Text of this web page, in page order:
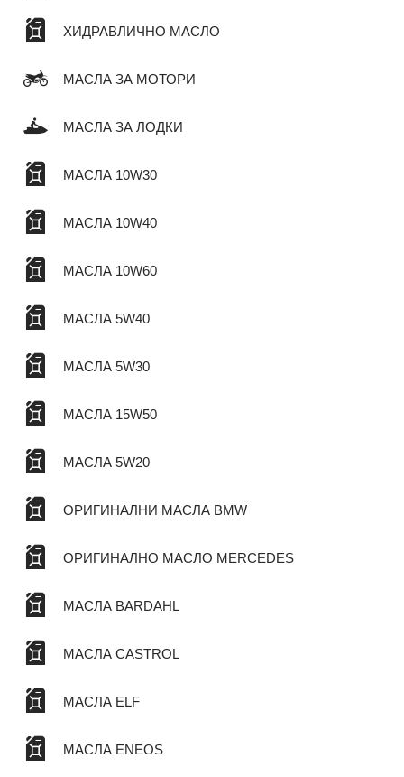
ХИДРАВЛИЧНО МАСЛО
МАСЛА ЗА МОТОРИ
МАСЛА ЗА ЛОДКИ
МАСЛА 10W30
МАСЛА 10W40
МАСЛА 10W60
МАСЛА 5W40
МАСЛА 5W30
МАСЛА 15W50
МАСЛА 5W20
ОРИГИНАЛНИ МАСЛА BMW
ОРИГИНАЛНО МАСЛО MERCEDES
МАСЛА BARDAHL
МАСЛА CASTROL
МАСЛА ELF
МАСЛА ENEOS